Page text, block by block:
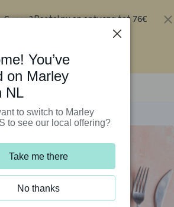
Spoon?Bestel nu en ontvang tot 76€
You’ve
on Marley
NL
to switch to Marley
to see our local offering?
Take me there
No thanks